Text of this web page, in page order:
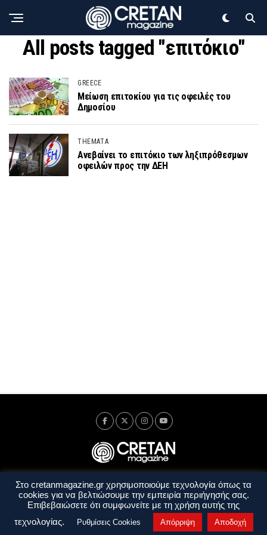
All posts tagged "επιτόκιο"
GREECE
Μείωση επιτοκίου για τις οφειλές του
Δημοσίου
THEMATA
Ανεβαίνει το επιτόκιο των ληξιπρόθεσμων
οφειλών προς την ΔΕΗ
Ταυτότητα Πολιτική Απορρήτου
Όροι Χρήσης
Όροι και Προϋποθέσεις
Στο cretanmagazine.gr χρησιμοποιούμε τεχνολογία όπως τα
cookies για να βελτιώσουμε την εμπειρία περιήγησής σας.
Επιβεβαιώσετε ότι συμφωνείτε με τη χρήση αυτής της
τεχνολογίας.
Ρυθμίσεις Cookies Απόρριψη Αποδοχή